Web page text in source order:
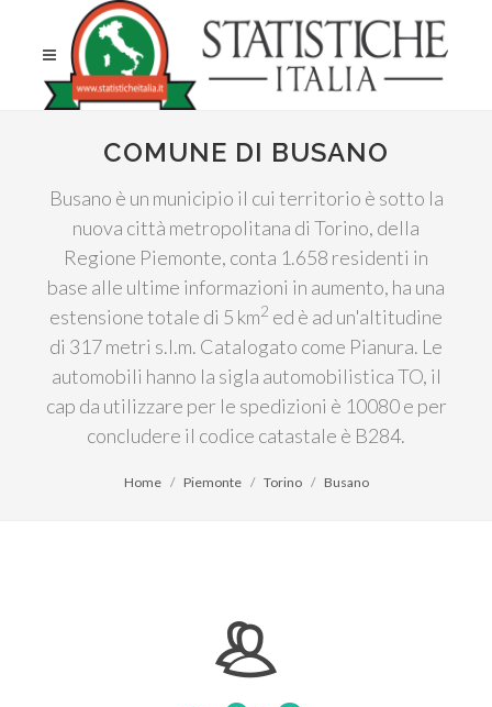
COMUNE DI BUSANO
Busano è un municipio il cui territorio è sotto la
nuova città metropolitana di Torino, della
Regione Piemonte, conta 1.658 residenti in
base alle ultime informazioni in aumento, ha una
estensione totale di 5 km2 ed è ad un'altitudine
di 317 metri s.l.m. Catalogato come Pianura. Le
automobili hanno la sigla automobilistica TO, il
cap da utilizzare per le spedizioni è 10080 e per
concludere il codice catastale è B284.
Home Piemonte Torino Busano